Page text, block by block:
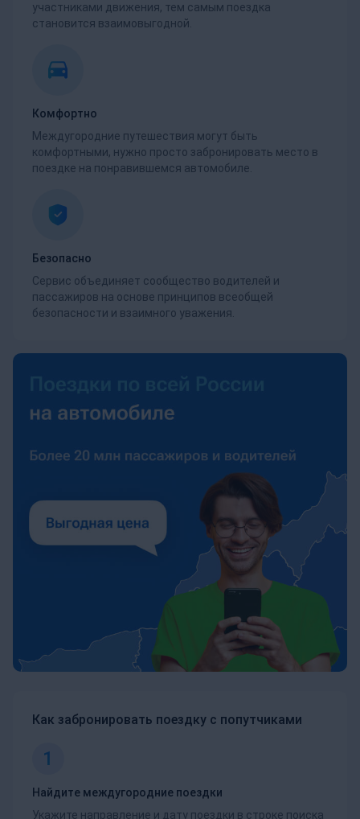
участниками движения, тем самым поездка
становится взаимовыгодной.
Комфортно
Междугородние путешествия могут быть
комфортными, нужно просто забронировать место в
поездке на понравившемся автомобиле.
Безопасно
Сервис объединяет сообщество водителей и
пассажиров на основе принципов всеобщей
безопасности и взаимного уважения.
Как забронировать поездку с попутчиками
1
Найдите междугородние поездки
Укажите направление и дату поездки в строке поиска